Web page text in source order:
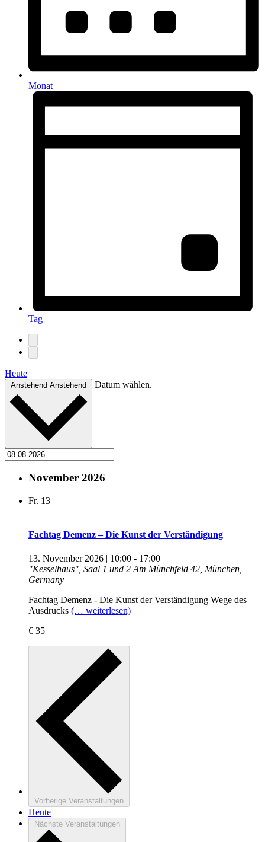
Monat
Tag
Heute
Anstehend Anstehend Datum wählen.
November 2026
Fr. 13
Fachtag Demenz – Die Kunst der Verständigung
13. November 2026 | 10:00 - 17:00
"Kesselhaus", Saal 1 und 2 Am Münchfeld 42, München,
Germany
Fachtag Demenz - Die Kunst der Verständigung Wege des
Ausdrucks (… weiterlesen)
€ 35
Vorherige Veranstaltungen
Heute
Nächste Veranstaltungen